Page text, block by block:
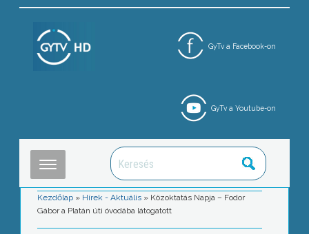
GyTv a Facebook-on
GyTv a Youtube-on
Kezdőlap » Hírek - Aktuális » Közoktatás Napja – Fodor
Gábor a Platán úti óvodába látogatott